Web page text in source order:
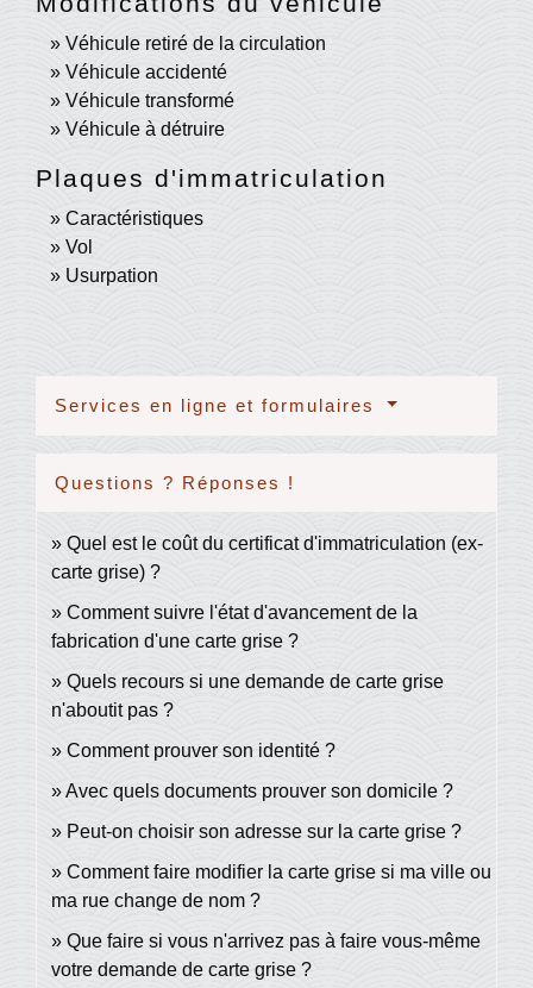
Véhicule retiré de la circulation
Véhicule accidenté
Véhicule transformé
Véhicule à détruire
Plaques d'immatriculation
Caractéristiques
Vol
Usurpation
Services en ligne et formulaires
Questions ? Réponses !
Quel est le coût du certificat d'immatriculation (ex-
carte grise) ?
Comment suivre l'état d'avancement de la
fabrication d'une carte grise ?
Quels recours si une demande de carte grise
n'aboutit pas ?
Comment prouver son identité ?
Avec quels documents prouver son domicile ?
Peut-on choisir son adresse sur la carte grise ?
Comment faire modifier la carte grise si ma ville ou
ma rue change de nom ?
Que faire si vous n'arrivez pas à faire vous-même
votre demande de carte grise ?